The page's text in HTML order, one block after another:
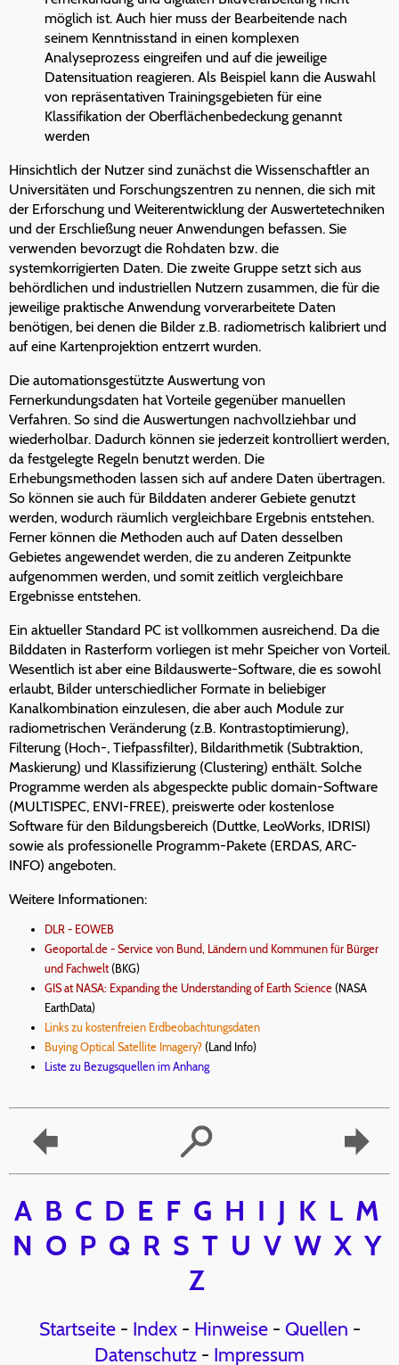
möglich ist. Auch hier muss der Bearbeitende nach
seinem Kenntnisstand in einen komplexen
Analyseprozess eingreifen und auf die jeweilige
Datensituation reagieren. Als Beispiel kann die Auswahl
von repräsentativen Trainingsgebieten für eine
Klassifikation der Oberflächenbedeckung genannt
werden
Hinsichtlich der Nutzer sind zunächst die Wissenschaftler an
Universitäten und Forschungszentren zu nennen, die sich mit
der Erforschung und Weiterentwicklung der Auswertetechniken
und der Erschließung neuer Anwendungen befassen. Sie
verwenden bevorzugt die Rohdaten bzw. die
systemkorrigierten Daten. Die zweite Gruppe setzt sich aus
behördlichen und industriellen Nutzern zusammen, die für die
jeweilige praktische Anwendung vorverarbeitete Daten
benötigen, bei denen die Bilder z.B. radiometrisch kalibriert und
auf eine Kartenprojektion entzerrt wurden.
Die automationsgestützte Auswertung von
Fernerkundungsdaten hat Vorteile gegenüber manuellen
Verfahren. So sind die Auswertungen nachvollziehbar und
wiederholbar. Dadurch können sie jederzeit kontrolliert werden,
da festgelegte Regeln benutzt werden. Die
Erhebungsmethoden lassen sich auf andere Daten übertragen.
So können sie auch für Bilddaten anderer Gebiete genutzt
werden, wodurch räumlich vergleichbare Ergebnis entstehen.
Ferner können die Methoden auch auf Daten desselben
Gebietes angewendet werden, die zu anderen Zeitpunkte
aufgenommen werden, und somit zeitlich vergleichbare
Ergebnisse entstehen.
Ein aktueller Standard PC ist vollkommen ausreichend. Da die
Bilddaten in Rasterform vorliegen ist mehr Speicher von Vorteil.
Wesentlich ist aber eine Bildauswerte-Software, die es sowohl
erlaubt, Bilder unterschiedlicher Formate in beliebiger
Kanalkombination einzulesen, die aber auch Module zur
radiometrischen Veränderung (z.B. Kontrastoptimierung),
Filterung (Hoch-, Tiefpassfilter), Bildarithmetik (Subtraktion,
Maskierung) und Klassifizierung (Clustering) enthält. Solche
Programme werden als abgespeckte public domain-Software
(MULTISPEC, ENVI-FREE), preiswerte oder kostenlose
Software für den Bildungsbereich (Duttke, LeoWorks, IDRISI)
sowie als professionelle Programm-Pakete (ERDAS, ARC-
INFO) angeboten.
Weitere Informationen:
DLR - EOWEB
Geoportal.de - Service von Bund, Ländern und Kommunen für Bürger
und Fachwelt(BKG)
GIS at NASA: Expanding the Understanding of Earth Science (NASA
EarthData)
Links zu kostenfreien Erdbeobachtungsdaten
Buying Optical Satellite Imagery? (Land Info)
Liste zu Bezugsquellen im Anhang
A B C D E F G H I J K L M
N O P Q R S T U V W X Y
Z
Startseite- Index- Hinweise- Quellen -
Datenschutz - Impressum